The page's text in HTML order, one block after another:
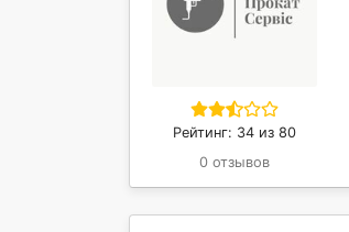
Рейтинг: 34 из 80
0 отзывов